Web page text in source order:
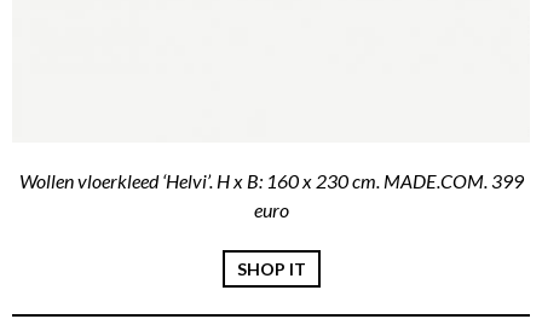
Wollen vloerkleed ‘Helvi’. H x B: 160 x 230 cm. MADE.COM. 399
euro
SHOP IT